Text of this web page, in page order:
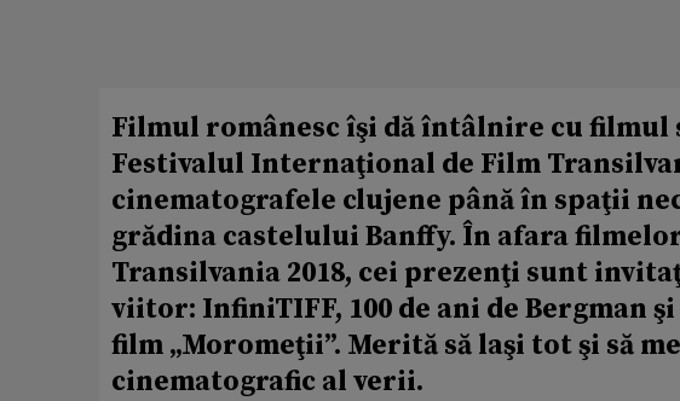
Filmul românesc îşi dă întâlnire cu
Festivalul Internaţional de Film
cinematografele clujene până în spaţii
grădina castelului Banffy. În afara
Transilvania 2018, cei prezenţi sunt
viitor: InfiniTIFF, 100 de ani de Bergman
film „Moromeţii”. Merită să laşi tot şi să
cinematografic al verii.